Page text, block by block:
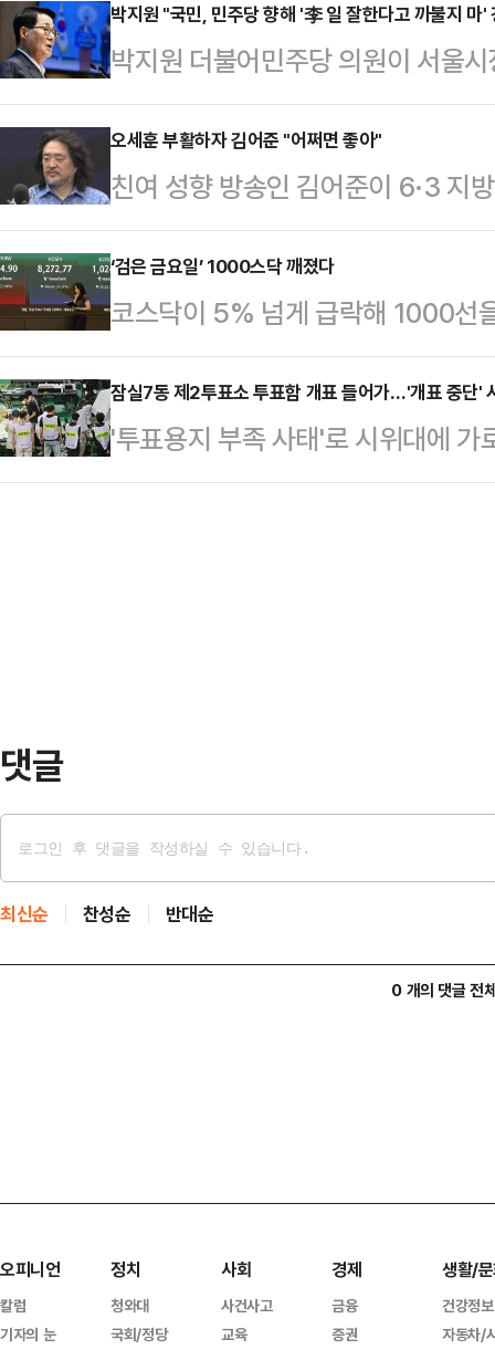
로 나섰던 배현진 서울시당위원장
재조명되고 있다. 오 당선인의 '전
과 '공격수' 역할을 톡톡히 해낸 김
하며 의미 있는 성과를 거뒀다는
딩 내 선거 캠프에서 당선이 확정된
세난이 끝나기를 바라는…
박지원 "국민, 민주당 향해 '李 일 잘한다고 까불지 마'
박지원 더불어민주당 의원이 서울
민주당에 '이재명 대통령 일 잘한다
다.박 의원은 5일 페이스북을 통해
하지 못한 것은 정치적 패배이자 쓰
었다.이어 "'윤어게인'에 찬성하지
동훈·유의동 의원의 생환, 유승민
강조했다.당내에서 8월 전당대회
선 "선거전부터…
오세훈 부활하자 김어준 "어쩌면 좋아"
친여 성향 방송인 김어준이 6·3 지
장 선거 개표 중 오세훈 국민의힘
자 "어쩌면 좋아"라고 탄식했다.김
다 뉴스공장'에서 개표 상황을 분석
이같이 말했다.이어 "이렇게 되면
가 2명이나 살아 돌아오는 셈"이라
대선 후보급이 낙선하게 되는 것"
지율이 넉넉…
‘검은 금요일’ 1000스닥 깨졌다
코스닥이 5% 넘게 급락해 1000선
닥 지수는 오전 10시 14분 현재
993.67을 가리키고 있다.지수가
이후 3개월 만이다.지수는 전장
로 개장한 뒤 낙폭을 확대하고 있
잠실7동 제2투표소 투표함 개표 들어가…'개표 중단'
'투표용지 부족 사태'로 시위대에
실7동 제2투표소 내 투표함 2개가
댓글
최신순 찬성순 반대순
0 개의 댓글 전
오피니언
칼럼
기자의 눈
정치
청와대
국회/정당
사회
사건사고
교육
경제
금융
증권
생활/
건강정보
자동차/